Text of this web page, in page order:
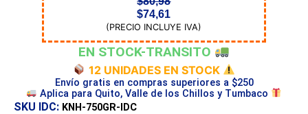
$74,61
(PRECIO INCLUYE IVA)
EN STOCK-TRANSITO
12 UNIDADES EN STOCK
Envío gratis en compras superiores a $250
Aplica para Quito, Valle de los Chillos y Tumbaco
SKU IDC: KNH-750GR-IDC